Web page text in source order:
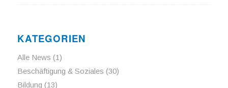
KATEGORIEN
Alle News (1)
Beschäftigung & Soziales (30)
Bildung (13)